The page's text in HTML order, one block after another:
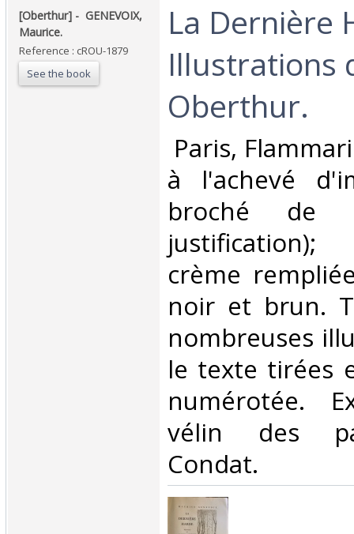
‎[Oberthur] - ‎ ‎GENEVOIX,
Maurice.‎
Reference : cROU-1879
See the book
‎La Dernière
Illustrations
Oberthur.‎
Paris,
à l'achevé
broché de
crème
noir et brun.
nombreuses
le texte tirées
numérotée.
vélin des
Condat.‎